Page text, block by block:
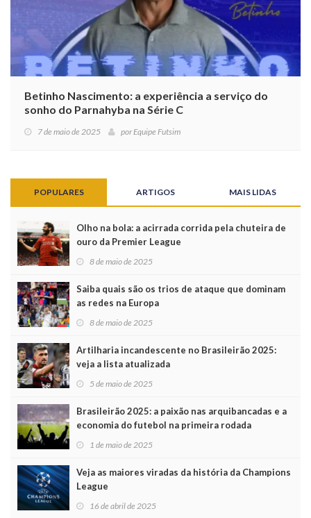
Betinho Nascimento: a experiência a serviço do
sonho do Parnahyba na Série C
7 de maio de 2025 por Equipe Futsim
POPULARES ARTIGOS MAIS LIDAS
Olho na bola: a acirrada corrida pela chuteira de
ouro da Premier League
8 de maio de 2025
Saiba quais são os trios de ataque que dominam
as redes na Europa
8 de maio de 2025
Artilharia incandescente no Brasileirão 2025:
veja a lista atualizada
5 de maio de 2025
Brasileirão 2025: a paixão nas arquibancadas e a
economia do futebol na primeira rodada
1 de maio de 2025
Veja as maiores viradas da história da Champions
League
16 de abril de 2025